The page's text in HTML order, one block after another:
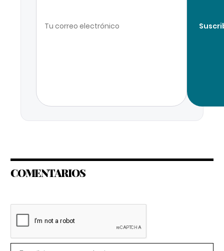
COMENTARIOS